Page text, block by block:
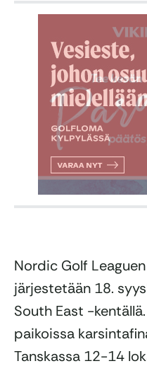
Nordic Golf
järjestetään 18.
South East -
paikoissa
Tanskassa 12-14